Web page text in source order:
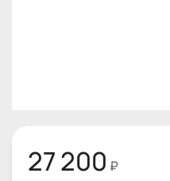
27 200 ₽